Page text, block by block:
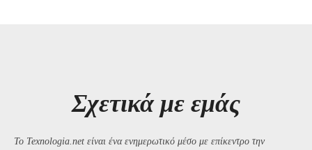
Σχετικά με εμάς
Το Texnologia.net είναι ένα ενημερωτικό μέσο με επίκεντρο την